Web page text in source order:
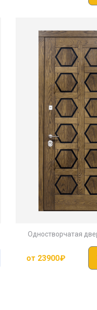
Одностворчатая
от 23900₽